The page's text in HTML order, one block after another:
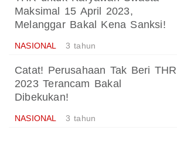
Maksimal 15 April 2023,
Melanggar Bakal Kena Sanksi!
NASIONAL 3 tahun
Catat! Perusahaan Tak Beri THR
2023 Terancam Bakal
Dibekukan!
NASIONAL 3 tahun